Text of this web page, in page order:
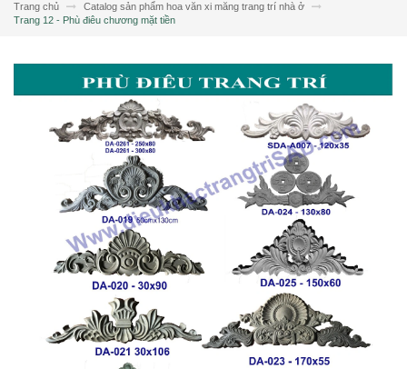
Trang chủ
Catalog sản phẩm hoa văn xi măng trang trí nhà ở
Trang 12 - Phù điêu chương mặt tiền